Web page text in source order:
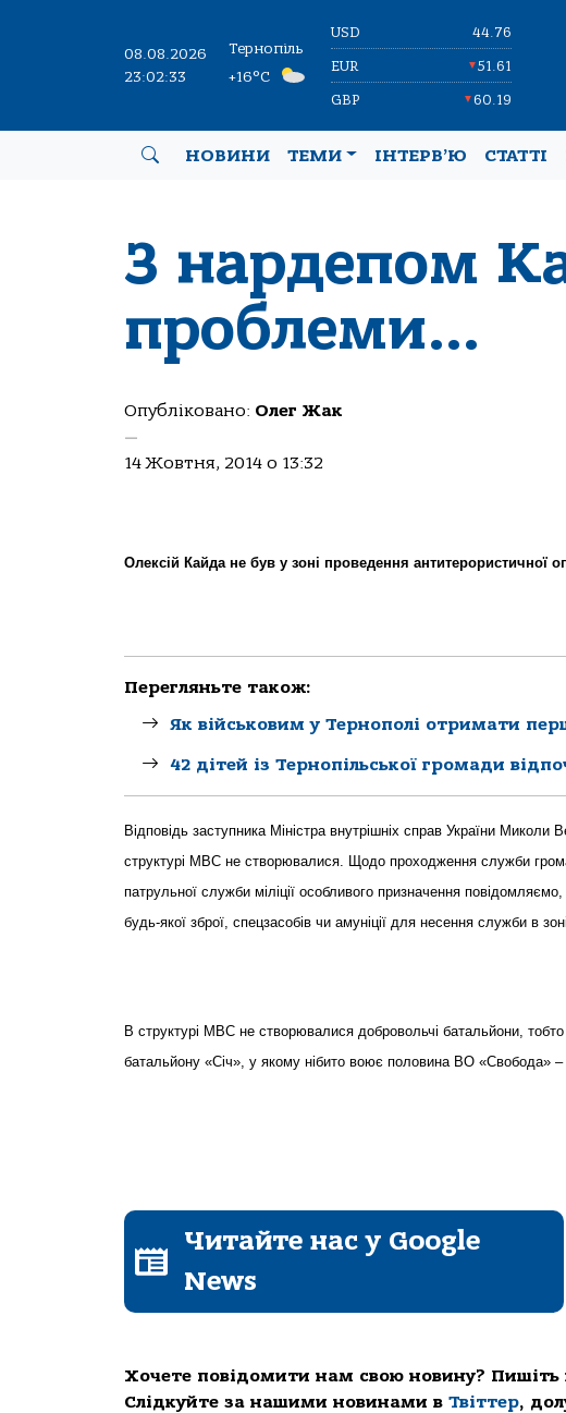
08.08.2026
23:02:34
Тернопіль
+16°C
USD 44.76
EUR ▼51.61
GBP ▼60.19
НОВИНИ ТЕМИ ІНТЕРВ’Ю СТАТТІ
З нардепом
проблеми…
Опубліковано: Олег Жак
—
14 Жовтня, 2014 о 13:32
Олексій Кайда не був у зоні проведення антитерористичної
Перегляньте також:
Як військовим у Тернополі отримати
42 дітей із Тернопільської громади
Відповідь заступника Міністра внутрішніх справ України
структурі МВС не створювалися. Щодо проходження служби
патрульної служби міліції особливого призначення
будь-якої зброї, спецзасобів чи амуніції для несення служби в
В структурі МВС не створювалися добровольчі батальйони,
батальйону «Січ», у якому нібито воює половина ВО «Свобода» –
Читайте нас у Google
News
Хочете повідомити нам свою новину? Пишіть
Слідкуйте за нашими новинами в Твіттер,